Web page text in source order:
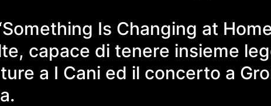
Is Changing at
capace di tenere insieme
a I Cani ed il concerto a